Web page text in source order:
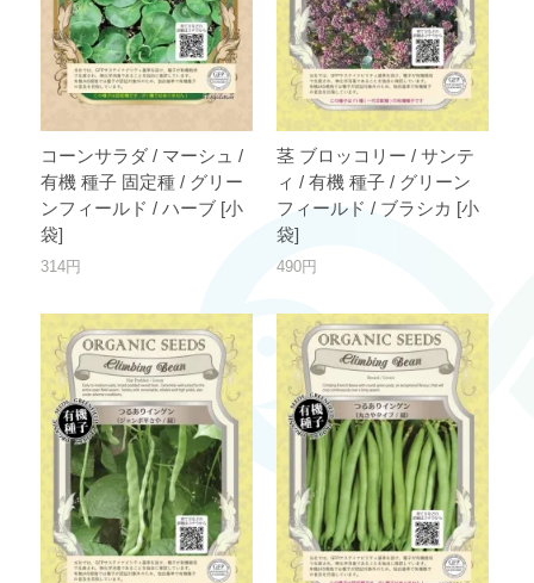
コーンサラダ / マーシュ /
有機 種子 固定種 / グリー
ンフィールド / ハーブ [小
袋]
314円
茎 ブロッコリー / サンテ
ィ / 有機 種子 / グリーン
フィールド / ブラシカ [小
袋]
490円